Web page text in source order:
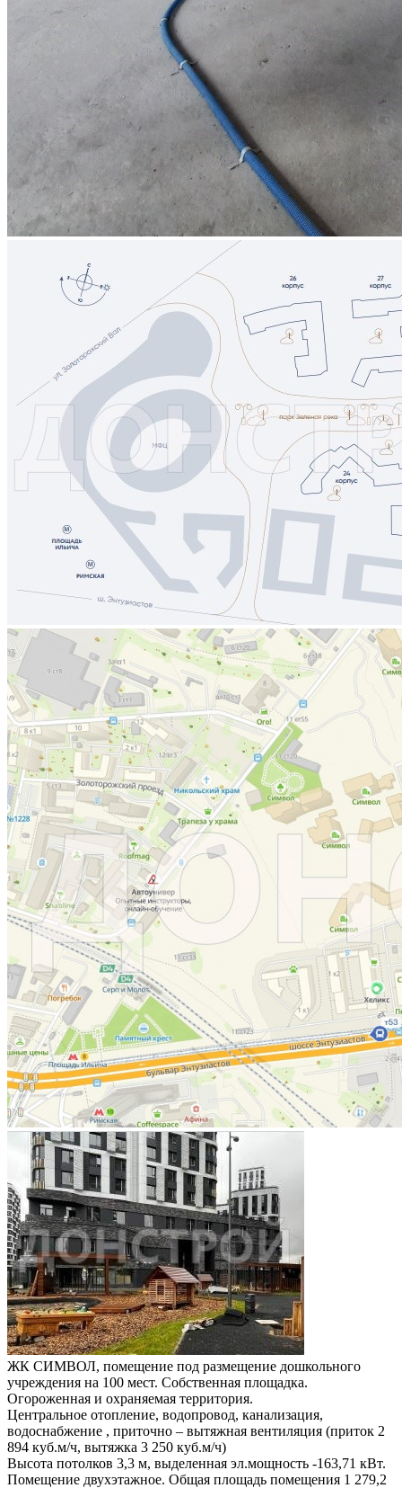
ЖК СИМВОЛ, помещение под размещение дошкольного
учреждения на 100 мест. Собственная площадка.
Огороженная и охраняемая территория.
Центральное отопление, водопровод, канализация,
водоснабжение , приточно – вытяжная вентиляция (приток 2
894 куб.м/ч, вытяжка 3 250 куб.м/ч)
Высота потолков 3,3 м, выделенная эл.мощность -163,71 кВт.
Помещение двухэтажное. Общая площадь помещения 1 279,2